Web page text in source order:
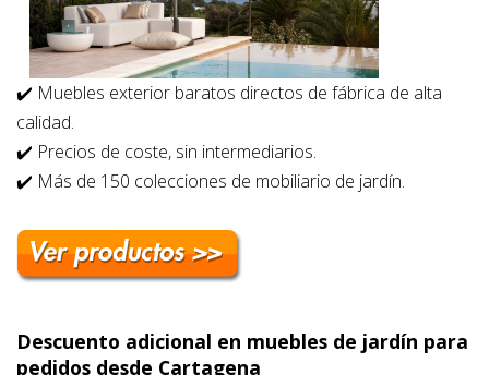
✔️ Muebles exterior baratos directos de fábrica de alta
calidad.
✔️ Precios de coste, sin intermediarios.
✔️ Más de 150 colecciones de mobiliario de jardín.
Descuento adicional en muebles de jardín para
pedidos desde Cartagena